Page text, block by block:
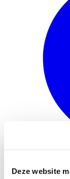
Deze website